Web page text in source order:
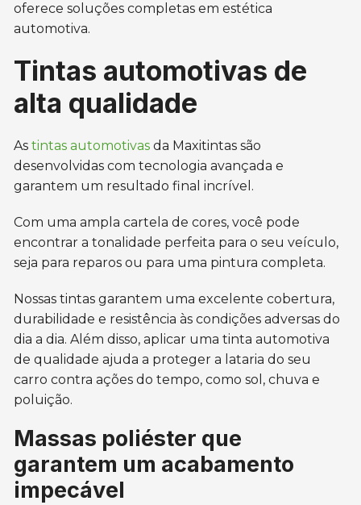
oferece soluções completas em estética
automotiva.
Tintas automotivas de
alta qualidade
Astintas automotivas da Maxitintas são
desenvolvidas com tecnologia avançada e
garantem um resultado final incrível.
Com uma ampla cartela de cores, você pode
encontrar a tonalidade perfeita para o seu veículo,
seja para reparos ou para uma pintura completa.
Nossas tintas garantem uma excelente cobertura,
durabilidade e resistência às condições adversas do
dia a dia. Além disso, aplicar uma tinta automotiva
de qualidade ajuda a proteger a lataria do seu
carro contra ações do tempo, como sol, chuva e
poluição.
Massas poliéster que
garantem um acabamento
impecável